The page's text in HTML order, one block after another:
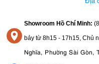
Showroom Hồ Chí Minh:
bảy từ 8h15 - 17h15, Chủ
Nghĩa, Phường Sài Gòn,